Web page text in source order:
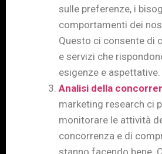
sulle preferenze, i
comportamenti dei
Questo ci consente di
e servizi che
esigenze e aspettative.
Analisi della
marketing research ci
monitorare le attività
concorrenza e di